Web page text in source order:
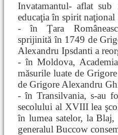
Invatamantul- aflat
educaţia în spirit naţional
- în Ţara
sprijinită în 1749 de
Alexandru Ipsdanti a
- în Moldova,
măsurile luate de
de Grigore Alexandru
- în Transilvania, s-au
secolului al XVIII lea
în lumea satelor, la
generalul Buccow